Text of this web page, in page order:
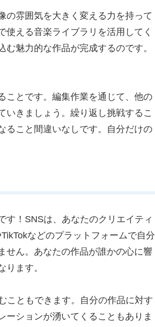
の雰囲気を大きく変える力を持って
える音楽ライブラリを活用してく
魅力的な作品が完成するのです。
ことです。編集作業を通じて、他の
いきましょう。繰り返し挑戦するこ
ること間違いなしです。自分だけの
す！SNSは、あなたのクリエイティ
などのプラットフォームで自分
せん。あなたの作品が誰かの心に響
ます。
こともできます。自分の作品に対す
ーションが湧いてくることもありま